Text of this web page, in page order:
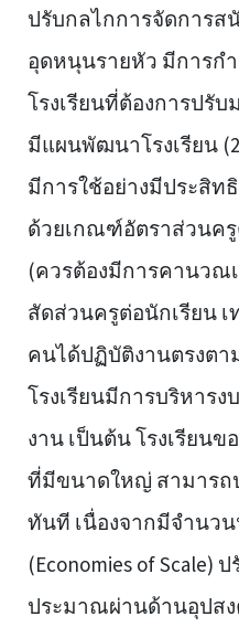
ปรับกลไกการจัดการส
อุดหนุนรายหัว มีการก
โรงเรียนที่ต้องการปรับ
มีแผนพัฒนาโรงเรียน
มีการใช้อย่างมีประสิท
ด้วยเกณฑ์อัตราส่วนค
(ควรต้องมีการคานวณ
สัดส่วนครูต่อนักเรียน เ
คนได้ปฏิบัติงานตรงตา
โรงเรียนมีการบริหาร
งาน เป็นต้น โรงเรียนข
ที่มีขนาดใหญ่ สามารถ
ทันที เนื่องจากมีจำนว
(Economies of Scale)
ประมาณผ่านด้านอุปส